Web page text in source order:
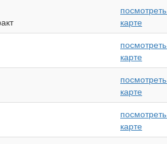
карте
карте
карте
карте